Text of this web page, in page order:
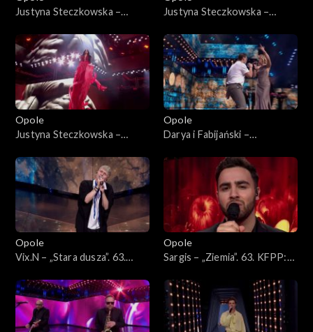
Justyna Steczkowska –
siebie”, „Domek z kart”. 63.
KFPP: Koncert „Premiery”
Justyna Steczkowska –
lustrem świata”, „Każda fala
znajdzie brzeg”. 63. KFPP:
Koncert „Premiery”
Opole
Justyna Steczkowska –
karę”, Oko za oko”, „Stu
policjantów”. 63. KFPP:
Koncert „Premiery”
Opole
Darya i Fabijański –
Koncert „Premiery”
Opole
Vix.N – „Stara dusza”. 63.
Opole
Sargis – „Ziemia”. 63. KFPP: